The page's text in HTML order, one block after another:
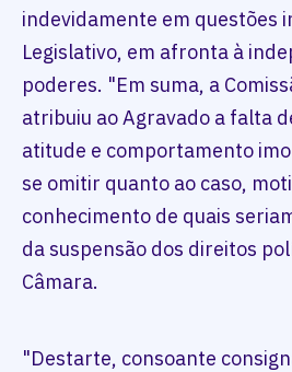
indevidamente em questões
Legislativo, em afronta à
poderes. "Em suma, a
atribuiu ao Agravado a falta
atitude e comportamento
se omitir quanto ao caso,
conhecimento de quais
da suspensão dos direitos
Câmara.
"Destarte, consoante